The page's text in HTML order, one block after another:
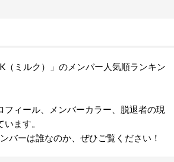
（ミルク）」のメンバー人気順ランキン
フィール、メンバーカラー、脱退者の現
ます。
バーは誰なのか、ぜひご覧ください！